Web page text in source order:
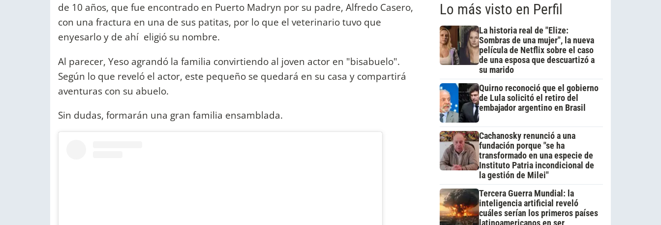
de 10 años, que fue encontrado en Puerto Madryn por su padre, Alfredo Casero,
con una fractura en una de sus patitas, por lo que el veterinario tuvo que
enyesarlo y de ahí eligió su nombre.
Al parecer, Yeso agrandó la familia convirtiendo al joven actor en "bisabuelo".
Según lo que reveló el actor, este pequeño se quedará en su casa y compartirá
aventuras con su abuelo.
Sin dudas, formarán una gran familia ensamblada.
Lo más visto en Perfil
La historia real de "Elize:
Sombras de una mujer", la nueva
película de Netflix sobre el caso
de una esposa que descuartizó a
su marido
Quirno reconoció que el gobierno
de Lula solicitó el retiro del
embajador argentino en Brasil
Cachanosky renunció a una
fundación porque "se ha
transformado en una especie de
Instituto Patria incondicional de
la gestión de Milei"
Tercera Guerra Mundial: la
inteligencia artificial reveló
cuáles serían los primeros países
latinoamericanos en ser